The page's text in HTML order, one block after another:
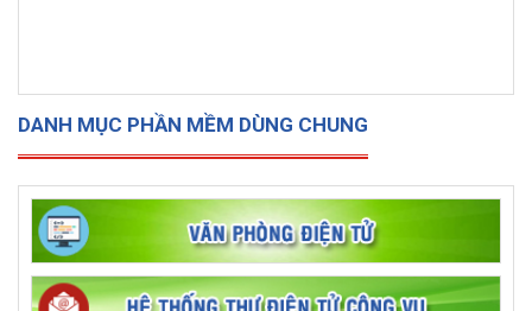
DANH MỤC PHẦN MỀM DÙNG CHUNG